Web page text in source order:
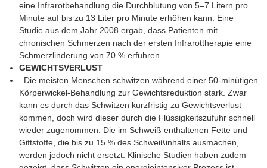
eine Infrarotbehandlung die Durchblutung von 5–7 Litern pro
Minute auf bis zu 13 Liter pro Minute erhöhen kann. Eine
Studie aus dem Jahr 2008 ergab, dass Patienten mit
chronischen Schmerzen nach der ersten Infrarottherapie eine
Schmerzlinderung von 70 % erfuhren.
GEWICHTSVERLUST
Die meisten Menschen schwitzen während einer 50-minütigen
Körperwickel-Behandlung zur Gewichtsreduktion stark. Zwar
kann es durch das Schwitzen kurzfristig zu Gewichtsverlust
kommen, doch wird dieser durch die Flüssigkeitszufuhr schnell
wieder zugenommen. Die im Schweiß enthaltenen Fette und
Giftstoffe, die bis zu 15 % des Schweißinhalts ausmachen,
werden jedoch nicht ersetzt. Klinische Studien haben zudem